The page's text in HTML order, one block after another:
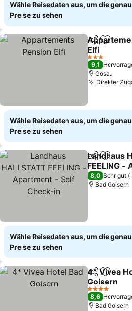
Wähle Reisedaten aus, um die
Preise zu sehen
TeilenZu
Elfi
3 Sterne
9,1
Gosau
Direkter
Wähle Reisedaten aus, um die
Preise zu sehen
TeilenZu
Landhaus
FEELING -
Self Check-
8,0 Sehr gut
Bad Goisern
Wähle Reisedaten aus, um die
Preise zu sehen
TeilenZu
4* Vivea
Goisern
4 Sterne
8,6
Bad Goisern